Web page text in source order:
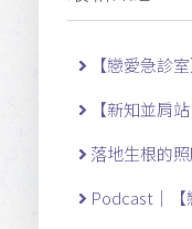
【戀愛急診
【新知並肩
落地生根的
Podcast｜【